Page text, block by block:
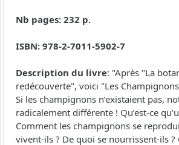
Nb pages: 232 p.
ISBN: 978-2-7011-5902-7
Description du livre: "Après "La
redécouverte", voici "Les
Si les champignons n’existaient pas,
radicalement différente ! Qu’est-ce
Comment les champignons se
vivent-ils ? De quoi se nourrissent-ils ?